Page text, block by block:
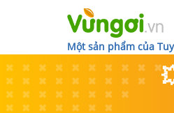
Một sản phẩm của